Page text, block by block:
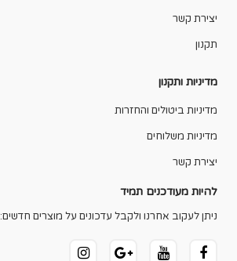
יצירת קשר
תקנון
מדיניות ותקנון
מדיניות ביטולים והחזרות
מדיניות משלוחים
יצירת קשר
להיות מעודכנים תמיד
ניתן לעקוב אחרנו ולקבל עדכונים על מוצרים חדשים: